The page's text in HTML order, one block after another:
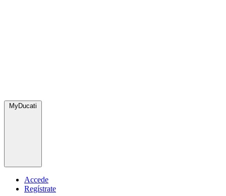
MyDucati
Accede
Regístrate